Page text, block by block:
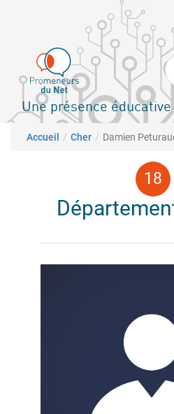
principal
Une présence
Fil d'Ariane
Accueil Cher Damien